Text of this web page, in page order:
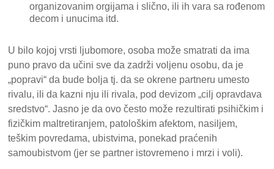
organizovanim orgijama i slično, ili ih vara sa rođenom
decom i unucima itd.
U bilo kojoj vrsti ljubomore, osoba može smatrati da ima
puno pravo da učini sve da zadrži voljenu osobu, da je
„popravi“ da bude bolja tj. da se okrene partneru umesto
rivalu, ili da kazni nju ili rivala, pod devizom „cilj opravdava
sredstvo“. Jasno je da ovo često može rezultirati psihičkim i
fizičkim maltretiranjem, patološkim afektom, nasiljem,
teškim povredama, ubistvima, ponekad praćenih
samoubistvom (jer se partner istovremeno i mrzi i voli).